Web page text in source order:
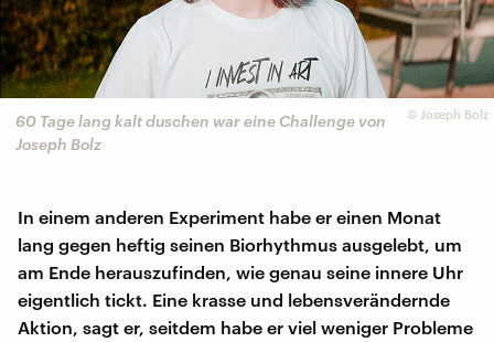
© Joseph Bolz
60 Tage lang kalt duschen war eine Challenge von
Joseph Bolz
In einem anderen Experiment habe er einen Monat
lang gegen heftig seinen Biorhythmus ausgelebt, um
am Ende herauszufinden, wie genau seine innere Uhr
eigentlich tickt. Eine krasse und lebensverändernde
Aktion, sagt er, seitdem habe er viel weniger Probleme